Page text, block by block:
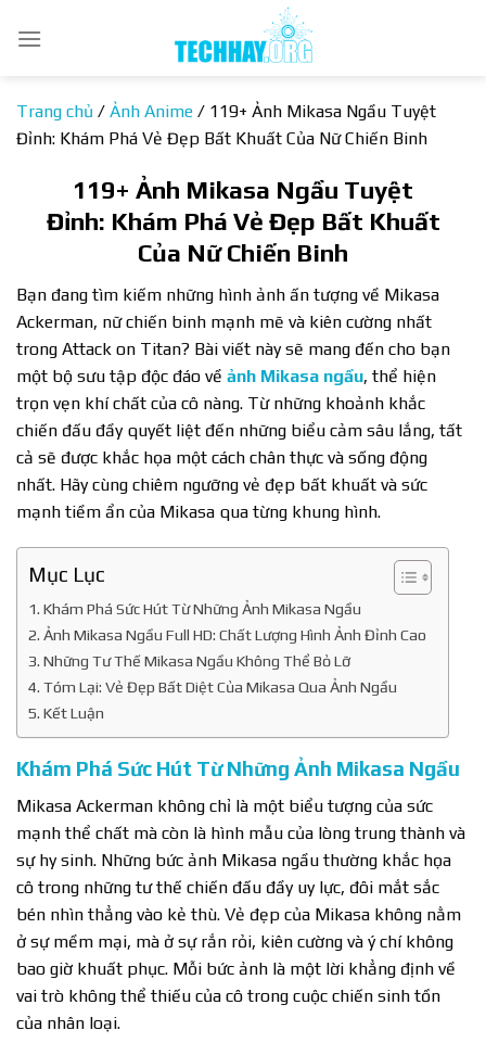
qua
Trang chủ / Ảnh Anime / 119+ Ảnh Mikasa Ngầu Tuyệt
Đỉnh: Khám Phá Vẻ Đẹp Bất Khuất Của Nữ Chiến Binh
119+ Ảnh Mikasa Ngầu Tuyệt
Đỉnh: Khám Phá Vẻ Đẹp Bất Khuất
Của Nữ Chiến Binh
Bạn đang tìm kiếm những hình ảnh ấn tượng về Mikasa
Ackerman, nữ chiến binh mạnh mẽ và kiên cường nhất
trong Attack on Titan? Bài viết này sẽ mang đến cho bạn
một bộ sưu tập độc đáo về ảnh Mikasa ngầu, thể hiện
trọn vẹn khí chất của cô nàng. Từ những khoảnh khắc
chiến đấu đầy quyết liệt đến những biểu cảm sâu lắng, tất
cả sẽ được khắc họa một cách chân thực và sống động
nhất. Hãy cùng chiêm ngưỡng vẻ đẹp bất khuất và sức
mạnh tiềm ẩn của Mikasa qua từng khung hình.
Mục Lục
Khám Phá Sức Hút Từ Những Ảnh Mikasa Ngầu
Ảnh Mikasa Ngầu Full HD: Chất Lượng Hình Ảnh Đỉnh Cao
Những Tư Thế Mikasa Ngầu Không Thể Bỏ Lỡ
Tóm Lại: Vẻ Đẹp Bất Diệt Của Mikasa Qua Ảnh Ngầu
Kết Luận
Khám Phá Sức Hút Từ Những Ảnh Mikasa Ngầu
Mikasa Ackerman không chỉ là một biểu tượng của sức
mạnh thể chất mà còn là hình mẫu của lòng trung thành và
sự hy sinh. Những bức ảnh Mikasa ngầu thường khắc họa
cô trong những tư thế chiến đấu đầy uy lực, đôi mắt sắc
bén nhìn thẳng vào kẻ thù. Vẻ đẹp của Mikasa không nằm
ở sự mềm mại, mà ở sự rắn rỏi, kiên cường và ý chí không
bao giờ khuất phục. Mỗi bức ảnh là một lời khẳng định về
vai trò không thể thiếu của cô trong cuộc chiến sinh tồn
của nhân loại.